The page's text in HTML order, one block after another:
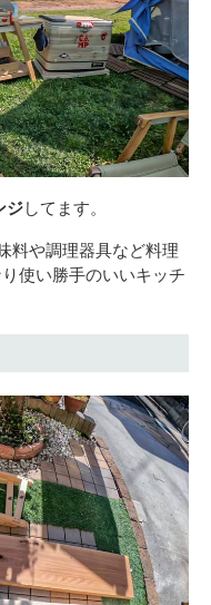
ジしてます。
料や調理器具など料理
使い勝手のいいキッチ